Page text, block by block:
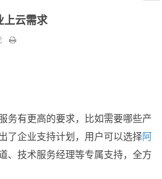
上云需求
务有更高的要求，比如需要哪些产
了企业支持计划，用户可以选择阿
、技术服务经理等专属支持，全方